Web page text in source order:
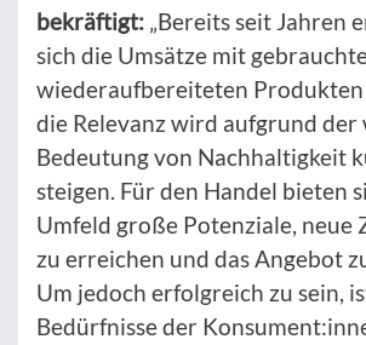
bekräftigt: „Bereits seit Jahren
sich die Umsätze mit
wiederaufbereiteten
die Relevanz wird aufgrund der
Bedeutung von Nachhaltigkeit
steigen. Für den Handel bieten
Umfeld große Potenziale, neue
zu erreichen und das Angebot
Um jedoch erfolgreich zu sein,
Bedürfnisse der